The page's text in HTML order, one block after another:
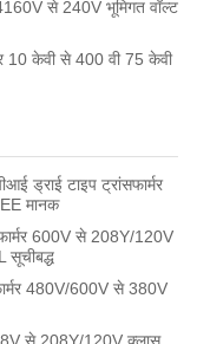
से 240V भूमिगत वॉल्ट
10 केवी से 400 वी 75 केवी
ड्राई टाइप ट्रांसफार्मर
मानक
600V से 208Y/120V
सूचीबद्ध
480V/600V से 380V